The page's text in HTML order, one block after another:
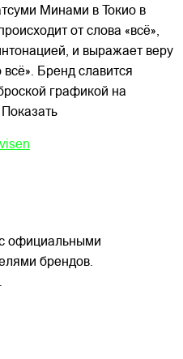
Минами в Токио в
от слова «всё»,
и выражает веру
всё». Бренд славится
графикой на
Показать
официальными
брендов.